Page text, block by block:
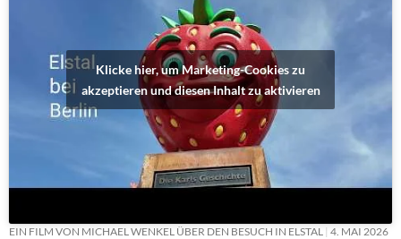
Klicke hier, um Marketing-Cookies zu
akzeptieren und diesen Inhalt zu aktivieren
EIN FILM VON MICHAEL WENKEL ÜBER DEN BESUCH IN ELSTAL
4. MAI 2026